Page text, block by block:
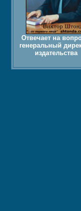
Отвечает на
генеральный
издательства